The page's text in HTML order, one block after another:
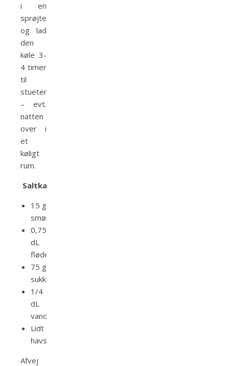
i en
sprøjtepose
og lad
den
køle 3-
4 timer
til
stuetemperatur
– evt.
natten
over i
et
køligt
rum.
Saltkaramel:
15 g
smør
0,75
dL
fløde
75 g
sukker
1/4
dL
vand
Lidt
havsalt
Afvej